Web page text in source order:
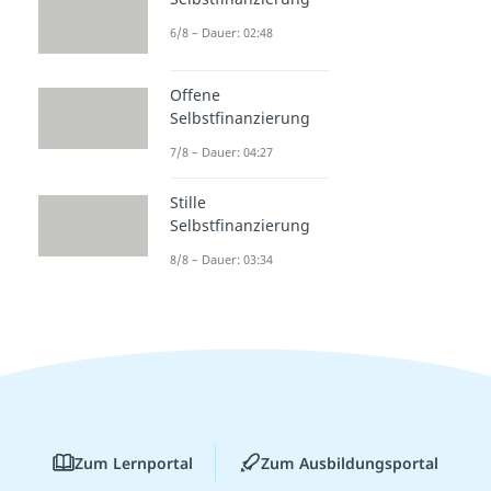
6/8 – Dauer: 02:48
Offene
Selbstfinanzierung
7/8 – Dauer: 04:27
Stille
Selbstfinanzierung
8/8 – Dauer: 03:34
Zum Lernportal Zum Ausbildungsportal